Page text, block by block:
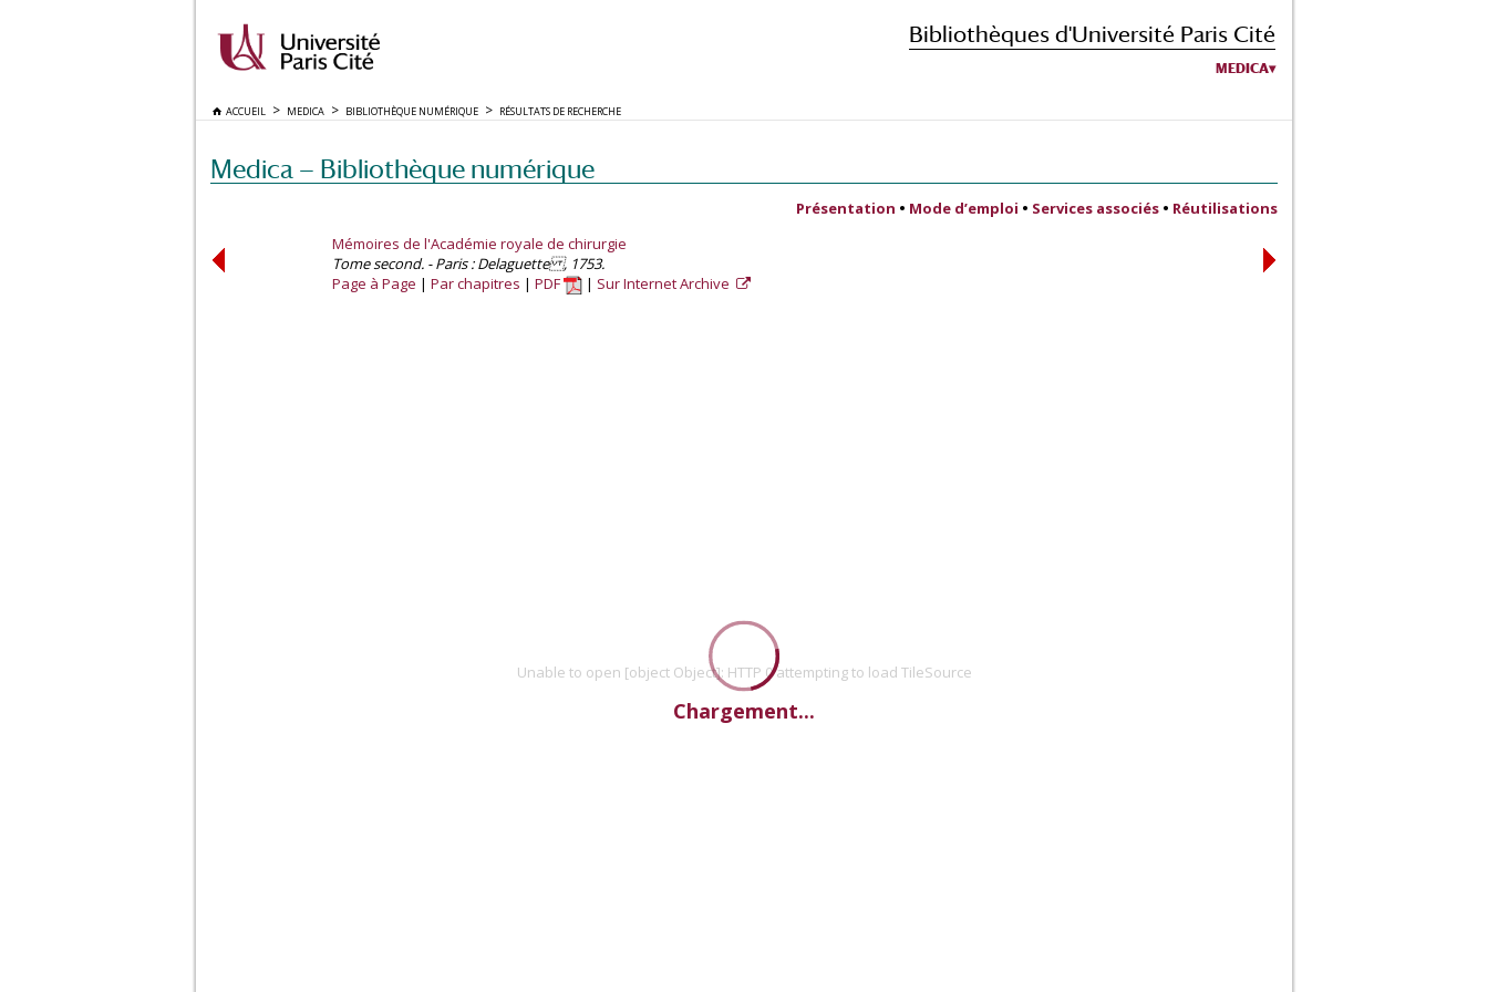
Bibliothèques d'Université Paris Cité
MEDICA
ACCUEIL MEDICA BIBLIOTHÈQUE NUMÉRIQUE RÉSULTATS DE RECHERCHE
Medica — Bibliothèque numérique
Présentation • Mode d’emploi • Services associés • Réutilisations
Mémoires de l'Académie royale de chirurgie
Tome second. - Paris : Delaguette , 1753.
Page à Page
Par chapitres PDF Sur Internet Archive
Unable to open [object Object]: HTTP 0 attempting to load TileSource
Chargement...